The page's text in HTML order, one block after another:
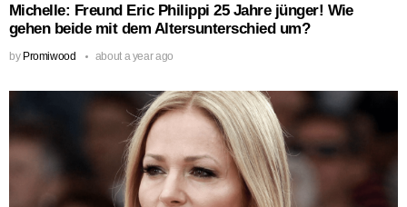
Michelle: Freund Eric Philippi 25 Jahre jünger! Wie
gehen beide mit dem Altersunterschied um?
by Promiwood about a year ago